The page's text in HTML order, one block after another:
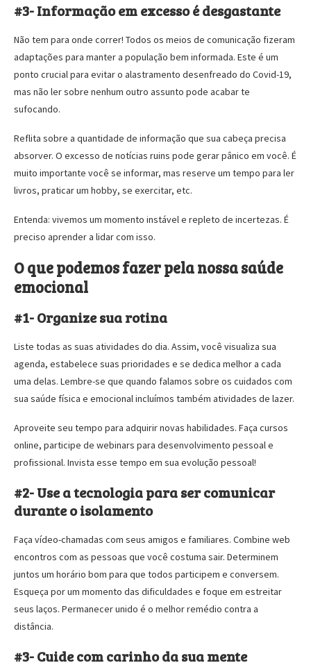
#3- Informação em excesso é desgastante
Não tem para onde correr! Todos os meios de comunicação fizeram
adaptações para manter a população bem informada. Este é um
ponto crucial para evitar o alastramento desenfreado do Covid-19,
mas não ler sobre nenhum outro assunto pode acabar te
sufocando.
Reflita sobre a quantidade de informação que sua cabeça precisa
absorver. O excesso de notícias ruins pode gerar pânico em você. É
muito importante você se informar, mas reserve um tempo para ler
livros, praticar um hobby, se exercitar, etc.
Entenda: vivemos um momento instável e repleto de incertezas. É
preciso aprender a lidar com isso.
O que podemos fazer pela nossa saúde
emocional
#1- Organize sua rotina
Liste todas as suas atividades do dia. Assim, você visualiza sua
agenda, estabelece suas prioridades e se dedica melhor a cada
uma delas. Lembre-se que quando falamos sobre os cuidados com
sua saúde física e emocional incluímos também atividades de lazer.
Aproveite seu tempo para adquirir novas habilidades. Faça cursos
online, participe de webinars para desenvolvimento pessoal e
profissional. Invista esse tempo em sua evolução pessoal!
#2- Use a tecnologia para ser comunicar
durante o isolamento
Faça vídeo-chamadas com seus amigos e familiares. Combine web
encontros com as pessoas que você costuma sair. Determinem
juntos um horário bom para que todos participem e conversem.
Esqueça por um momento das dificuldades e foque em estreitar
seus laços. Permanecer unido é o melhor remédio contra a
distância.
#3- Cuide com carinho da sua mente